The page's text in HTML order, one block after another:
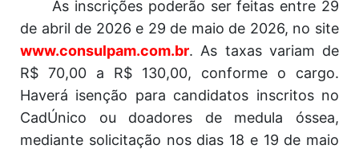
As inscrições poderão ser feitas entre 29
de abril de 2026 e 29 de maio de 2026, no site
www.consulpam.com.br. As taxas variam de
R$ 70,00 a R$ 130,00, conforme o cargo.
Haverá isenção para candidatos inscritos no
CadÚnico ou doadores de medula óssea,
mediante solicitação nos dias 18 e 19 de maio